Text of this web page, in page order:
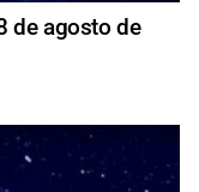
de agosto de